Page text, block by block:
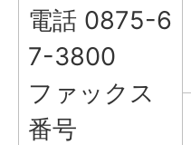
電話 0875-6
7-3800
ファックス
番号